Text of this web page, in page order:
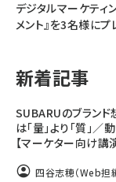
z世代
llmo
デジタルマーケティ
メント』を3名様にプ
新着記事
SUBARUのブランド
は「量」より「質」
【マーケター向け講
四谷志穂（Web担